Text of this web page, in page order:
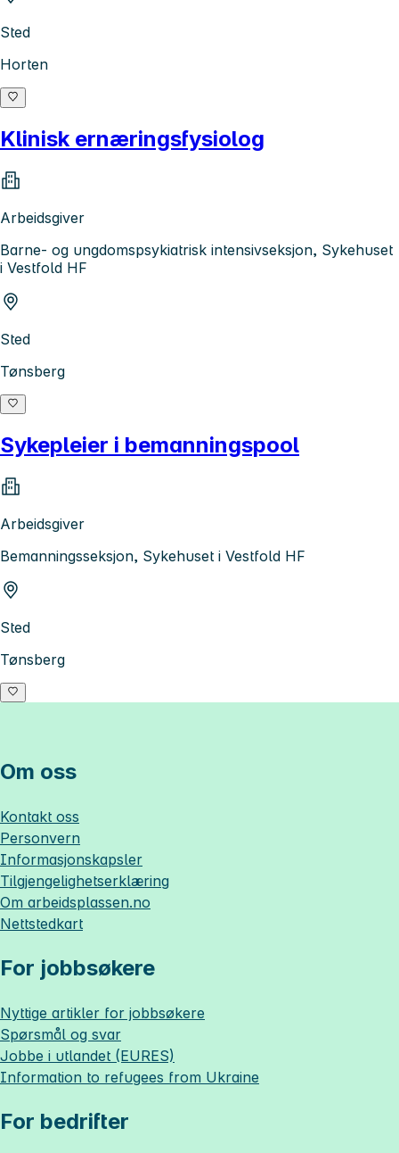
Sted
Horten
Klinisk ernæringsfysiolog
Arbeidsgiver
Barne- og ungdomspsykiatrisk intensivseksjon, Sykehuset
i Vestfold HF
Sted
Tønsberg
Sykepleier i bemanningspool
Arbeidsgiver
Bemanningsseksjon, Sykehuset i Vestfold HF
Sted
Tønsberg
Om oss
Kontakt oss
Personvern
Informasjonskapsler
Tilgjengelighetserklæring
Om arbeidsplassen.no
Nettstedkart
For jobbsøkere
Nyttige artikler for jobbsøkere
Spørsmål og svar
Jobbe i utlandet (EURES)
Information to refugees from Ukraine
For bedrifter